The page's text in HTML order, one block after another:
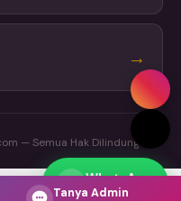
→
— Semua Hak Dilindungi
WhatsApp
Respons cepat
Tanya Admin